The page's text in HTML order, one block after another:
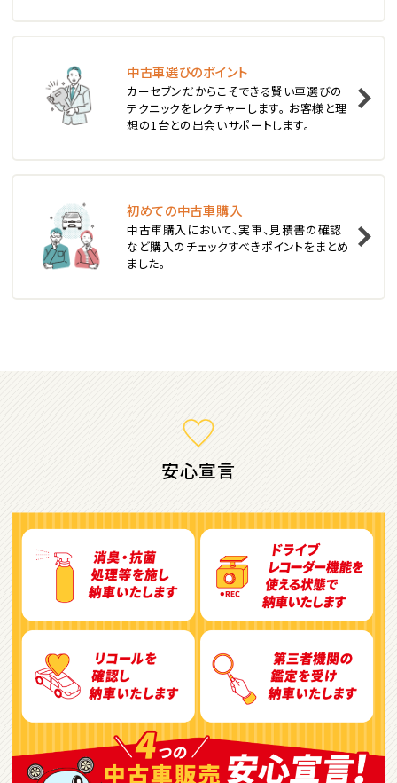
2位
スバル
レガシィツーリングワゴン
3位
トヨタ
カローラフィールダー
2
トヨタ
アルファード
位
トヨタ
ヴォクシー
ＳＵＶ・クロカン
1 位
中古車選びのポイント
カーセブンだからこそできる賢い車選びの
テクニックをレクチャーします。 お客様と理
想の1台との出会いサポートします。
初めての中古車購入
中古車購入において、実車、見積書の確認
など購入のチェックすべきポイントをまとめ
ました。
安心宣言